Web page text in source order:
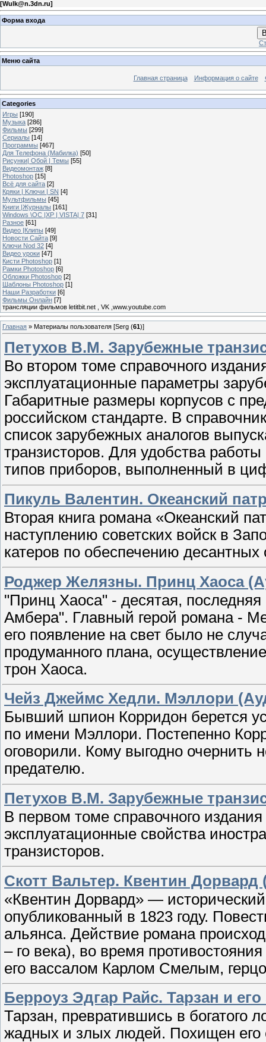
[Wulk@n.3dn.ru]
Форма входа
Меню сайта
Главная страница Информация о сайте
Categories
Игры [190]
Музыка [286]
Фильмы [299]
Сериалы [14]
Программы [467]
Для Телефона (Мабилка) [50]
Рисунки| Обой | Темы [55]
Видеомонтаж [8]
Photoshop [15]
Всё для сайта [2]
Кряки | Kлючи | SN [4]
Мультфильмы [45]
Книги |Журналы [161]
Windows \OC |XP | VISTA| 7 [31]
Разное [61]
Видео |Клипы [49]
Новости Сайта [9]
Ключи Nod 32 [4]
Видео уроки [47]
Кисти Photoshop [1]
Рамки Photoshop [6]
Обложки Photoshop [2]
Шаблоны Photoshop [1]
Наши Разработки [6]
Фильмы Онлайн [7]
трансляции фильмов letitbit.net , VK ,www.youtube.com
Главная » Материалы пользователя [Serg (61)]
Петухов В.М. Зарубежные
Во втором томе справочного
эксплуатационные параметры
Габаритные размеры корпусов с
российском стандарте. В
список зарубежных аналогов
транзисторов. Для удобства
типов приборов, выполненный в
Пикуль Валентин. Океанский
Вторая книга романа «Океанский
наступлению советских войск в
катеров по обеспечению десантных
Роджер Желязны. Принц Хаоса
"Принц Хаоса" - десятая, последняя
Амбера". Главный герой романа -
его появление на свет было не
продуманного плана,
трон Хаоса.
Чейз Джеймс Хедли. Мэллори
Бывший шпион Корридон берется
по имени Мэллори. Постепенно
оговорили. Кому выгодно очернить
предателю.
Петухов В.М. Зарубежные
В первом томе справочного
эксплуатационные свойства
транзисторов.
Скотт Вальтер. Квентин Дорвард
«Квентин Дорвард» —
опубликованный в 1823 году.
альянса. Действие романа
– го века), во время
его вассалом Карлом Смелым,
Берроуз Эдгар Райс. Тарзан и
Тарзан, превратившись в богатого
жадных и злых людей. Похищен его